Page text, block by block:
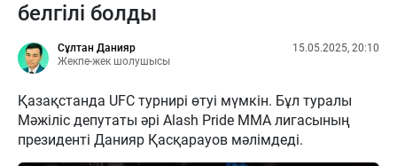
белгілі болды
Сұлтан Данияр
Жекпе-жек шолушысы
15.05.2025, 20:10
Қазақстанда UFC турнирі өтуі мүмкін. Бұл туралы
Мәжіліс депутаты әрі Alash Pride ММА лигасының
президенті Данияр Қасқарауов мәлімдеді.